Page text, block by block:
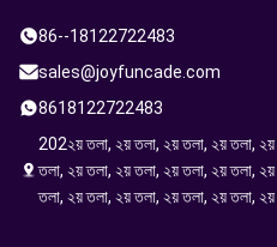
86--18122722483
sales@joyfuncade.com
8618122722483
202২য় তলা, ২য় তলা, ২য় তলা, ২য় তলা,
তলা, ২য় তলা, ২য় তলা, ২য় তলা, ২য় তলা,
তলা, ২য় তলা, ২য় তলা, ২য় তলা, ২য় তলা,